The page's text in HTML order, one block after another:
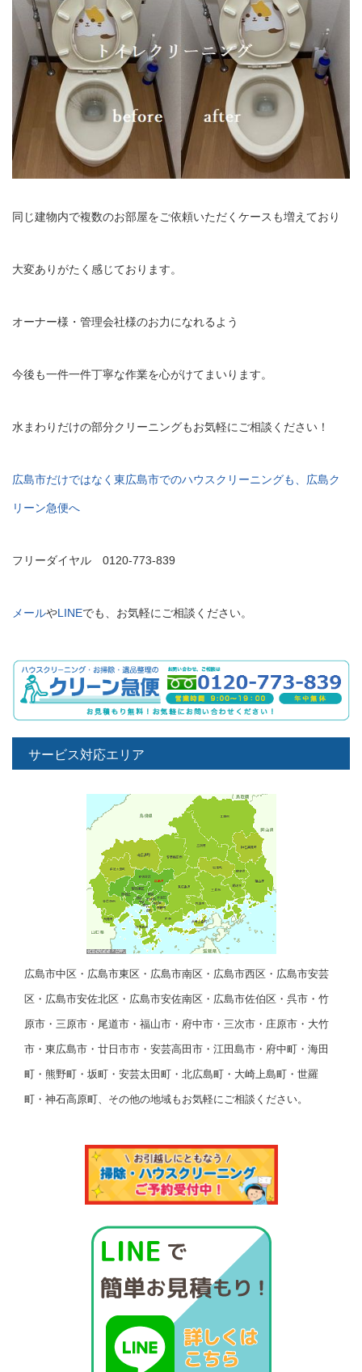
同じ建物内で複数のお部屋をご依頼いただくケースも増えており
大変ありがたく感じております。
オーナー様・管理会社様のお力になれるよう
今後も一件一件丁寧な作業を心がけてまいります。
水まわりだけの部分クリーニングもお気軽にご相談ください！
広島市だけではなく東広島市でのハウスクリーニングも、広島ク
リーン急便へ
フリーダイヤル 0120-773-839
メールやLINEでも、お気軽にご相談ください。
サービス対応エリア
広島市中区・広島市東区・広島市南区・広島市西区・広島市安芸
区・広島市安佐北区・広島市安佐南区・広島市佐伯区・呉市・竹
原市・三原市・尾道市・福山市・府中市・三次市・庄原市・大竹
市・東広島市・廿日市市・安芸高田市・江田島市・府中町・海田
町・熊野町・坂町・安芸太田町・北広島町・大崎上島町・世羅
町・神石高原町、その他の地域もお気軽にご相談ください。